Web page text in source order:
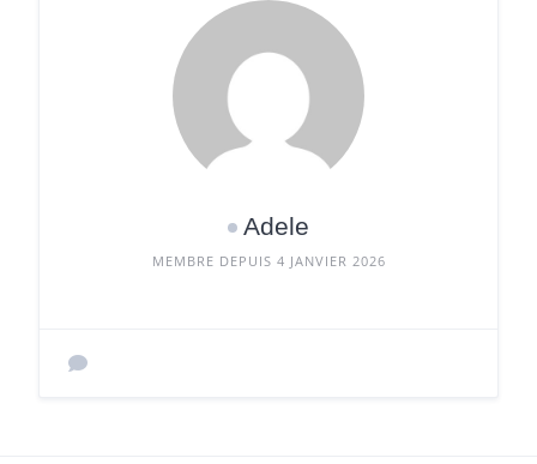
Adele
MEMBRE DEPUIS 4 JANVIER 2026